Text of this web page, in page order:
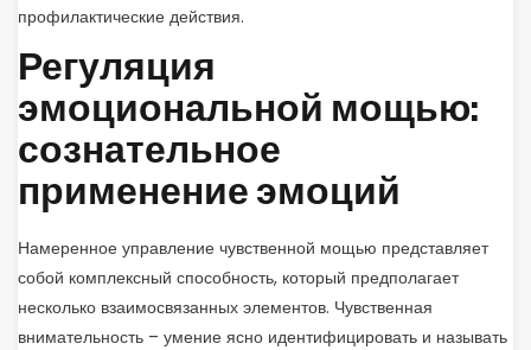
профилактические действия.
Регуляция
эмоциональной мощью:
сознательное
применение эмоций
Намеренное управление чувственной мощью представляет
собой комплексный способность, который предполагает
несколько взаимосвязанных элементов. Чувственная
внимательность – умение ясно идентифицировать и называть